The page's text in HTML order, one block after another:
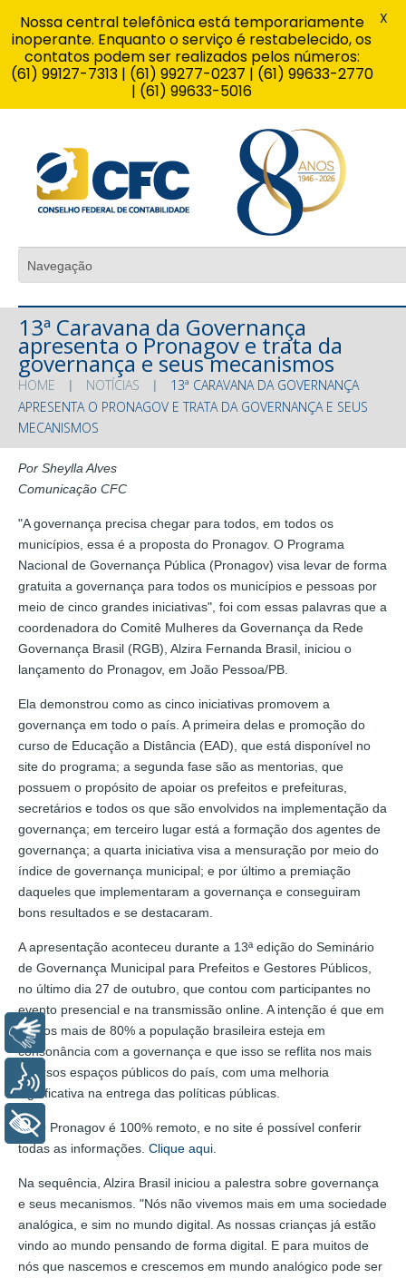
13ª Caravana da Governança
apresenta o Pronagov e trata da
governança e seus mecanismos
HOME NOTÍCIAS
13ª CARAVANA DA GOVERNANÇA
APRESENTA O PRONAGOV E TRATA DA GOVERNANÇA E SEUS
MECANISMOS
Por Sheylla Alves
Comunicação CFC
"A governança precisa chegar para todos, em todos os
municípios, essa é a proposta do Pronagov. O Programa
Nacional de Governança Pública (Pronagov) visa levar de forma
gratuita a governança para todos os municípios e pessoas por
meio de cinco grandes iniciativas", foi com essas palavras que a
coordenadora do Comitê Mulheres da Governança da Rede
Governança Brasil (RGB), Alzira Fernanda Brasil, iniciou o
lançamento do Pronagov, em João Pessoa/PB.
Ela demonstrou como as cinco iniciativas promovem a
governança em todo o país. A primeira delas e promoção do
curso de Educação a Distância (EAD), que está disponível no
site do programa; a segunda fase são as mentorias, que
possuem o propósito de apoiar os prefeitos e prefeituras,
secretários e todos os que são envolvidos na implementação da
governança; em terceiro lugar está a formação dos agentes de
governança; a quarta iniciativa visa a mensuração por meio do
índice de governança municipal; e por último a premiação
daqueles que implementaram a governança e conseguiram
bons resultados e se destacaram.
A apresentação aconteceu durante a 13ª edição do Seminário
de Governança Municipal para Prefeitos e Gestores Públicos,
no último dia 27 de outubro, que contou com participantes no
evento presencial e na transmissão online. A intenção é que em
5 anos mais de 80% a população brasileira esteja em
consonância com a governança e que isso se reflita nos mais
diversos espaços públicos do país, com uma melhoria
significativa na entrega das políticas públicas.
O Pronagov é 100% remoto, e no site é possível conferir
todas as informações. Clique aqui
Na sequência, Alzira Brasil iniciou a palestra sobre governança
e seus mecanismos. "Nós não vivemos mais em uma sociedade
analógica, e sim no mundo digital. As nossas crianças já estão
vindo ao mundo pensando de forma digital. E para muitos de
nós que nascemos e crescemos em mundo analógico pode ser
Nossa central telefônica está temporariamente
inoperante. Enquanto o serviço é restabelecido, os
contatos podem ser realizados pelos números:
(61) 99127-7313 | (61) 99277-0237 | (61) 99633-2770
| (61) 99633-5016
X
Libras
Voz
+ Acessibilidade